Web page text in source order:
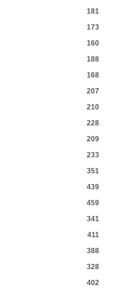
181
173
160
188
168
207
210
228
209
233
351
439
459
341
411
388
328
402